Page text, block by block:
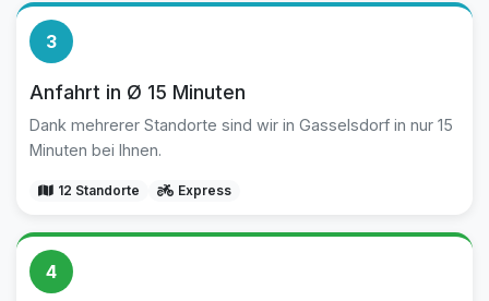
3
Anfahrt in Ø 15 Minuten
Dank mehrerer Standorte sind wir in Gasselsdorf in nur 15
Minuten bei Ihnen.
12 Standorte Express
4